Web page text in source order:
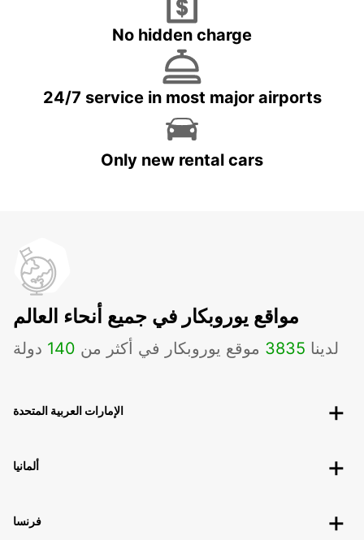
No hidden charge
24/7 service in most major airports
Only new rental cars
مواقع يوروبكار في جميع أنحاء العالم
لدينا 3835 موقع يوروبكار في أكثر من 140 دولة
الإمارات العربية المتحدة
ألمانيا
فرنسا